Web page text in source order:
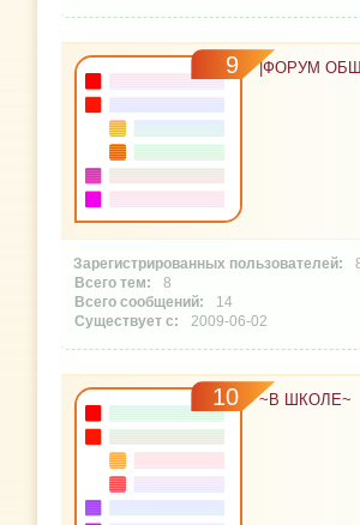
9 |ФОРУМ
8
14
2009-06-02
10 ~В ШКОЛЕ~